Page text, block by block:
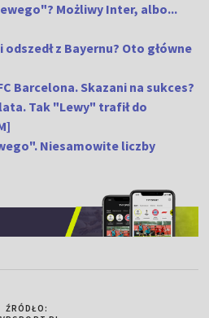
Możliwy Inter, albo...
z Bayernu? Oto główne
Barcelona. Skazani na sukces?
Tak "Lewy" trafił do
Niesamowite liczby
ŹRÓDŁO: